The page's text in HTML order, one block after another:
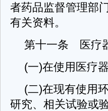
者药品监督管理部
有关资料。
第十一条 医疗
(一)在使用医疗
(二)在现有使用
研究、相关试验或